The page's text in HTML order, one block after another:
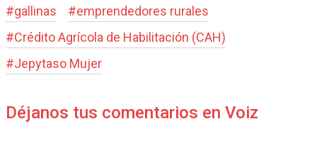
#gallinas #emprendedores rurales
#Crédito Agrícola de Habilitación (CAH)
#Jepytaso Mujer
Déjanos tus comentarios en Voiz